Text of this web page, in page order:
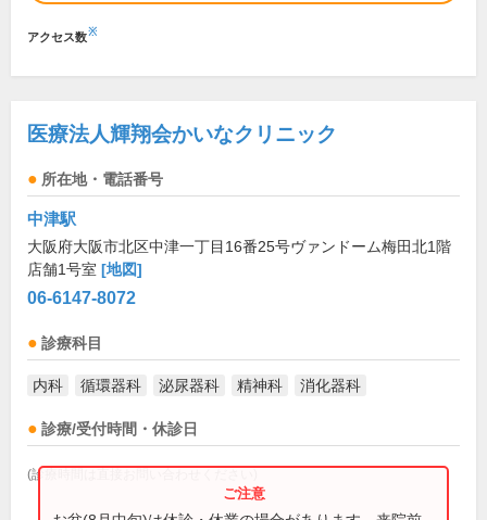
アクセス数※
医療法人輝翔会かいなクリニック
所在地・電話番号
中津駅
大阪府大阪市北区中津一丁目16番25号ヴァンドーム梅田北1階
店舗1号室 [地図]
06-6147-8072
診療科目
内科 循環器科 泌尿器科 精神科 消化器科
診療/受付時間・休診日
(診療時間は直接お問い合わせください)